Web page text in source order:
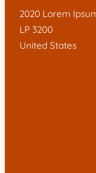
2020 Lorem
LP 3200
United States